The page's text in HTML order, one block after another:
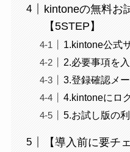
kintoneの無料お
【5STEP】
1.kintone公式
2.必要事項を
3.登録確認メ
4.kintoneにロ
5.お試し版の
【導入前に要チ